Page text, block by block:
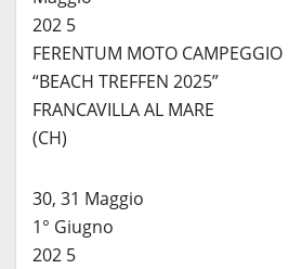
202 5
FERENTUM MOTO CAMPEGGIO
“BEACH TREFFEN 2025”
FRANCAVILLA AL MARE
(CH)
30, 31 Maggio
1° Giugno
202 5